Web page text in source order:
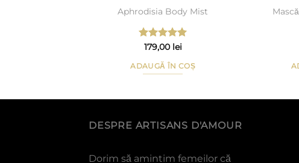
Aphrodisia Body Mist
Evaluat la
179,00 lei
ADAUGĂ ÎN COȘ
DESPRE ARTISANS D'AMOUR
Dorim să amintim femeilor că